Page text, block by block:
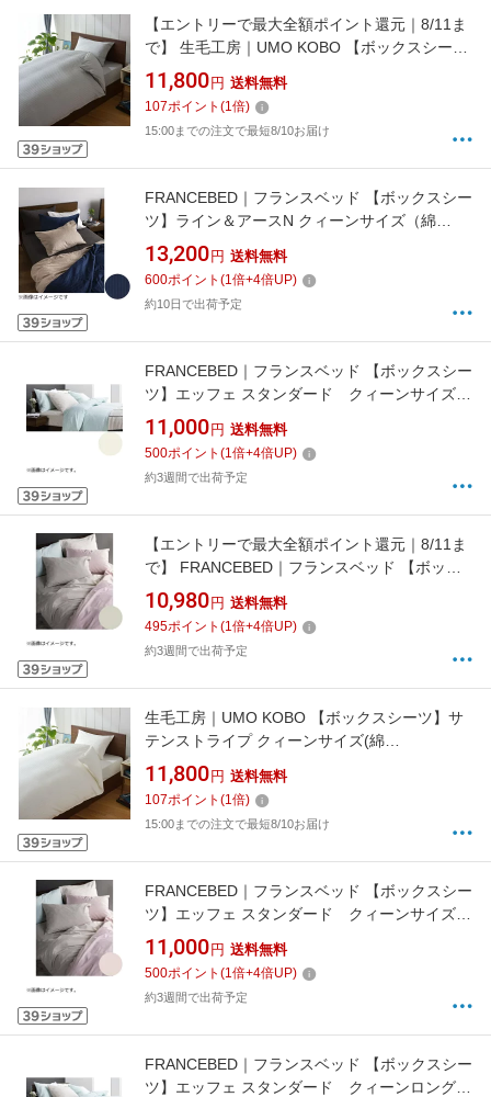
【エントリーで最大全額ポイント還元｜8/11ま
で】 生毛工房｜UMO KOBO 【ボックスシー
ツ】サテンストライプ クィーンサイズ(綿
100%/170×200×30cm/グレー)
11,800 円 送料無料
107ポイント (1倍)
15:00までの注文で最短8/10お届け
FRANCEBED｜フランスベッド 【ボックスシー
ツ】ライン＆アースN クィーンサイズ（綿
100％/170×195×35cm/ネイビー） フランスベ
ッド
13,200 円 送料無料
600ポイント (1倍+4倍UP)
約10日で出荷予定
FRANCEBED｜フランスベッド 【ボックスシー
ツ】エッフェ スタンダード クィーンサイズ
(綿100%/170×195×35cm/キナリ) フランスベッ
ド
11,000 円 送料無料
500ポイント (1倍+4倍UP)
約3週間で出荷予定
【エントリーで最大全額ポイント還元｜8/11ま
で】 FRANCEBED｜フランスベッド 【ボック
スシーツ】エッフェ スタンダード クィーンロ
ングサイズ(綿100%/170×210×35cm/ベージュ)
フランスベッド
10,980 円 送料無料
495ポイント (1倍+4倍UP)
約3週間で出荷予定
生毛工房｜UMO KOBO 【ボックスシーツ】サ
テンストライプ クィーンサイズ(綿
100%/170×200×30cm/ホワイト)
11,800 円 送料無料
107ポイント (1倍)
15:00までの注文で最短8/10お届け
FRANCEBED｜フランスベッド 【ボックスシー
ツ】エッフェ スタンダード クィーンサイズ
(綿100%/170×195×35cm/ピンク) フランスベッ
ド
11,000 円 送料無料
500ポイント (1倍+4倍UP)
約3週間で出荷予定
FRANCEBED｜フランスベッド 【ボックスシー
ツ】エッフェ スタンダード クィーンロングサ